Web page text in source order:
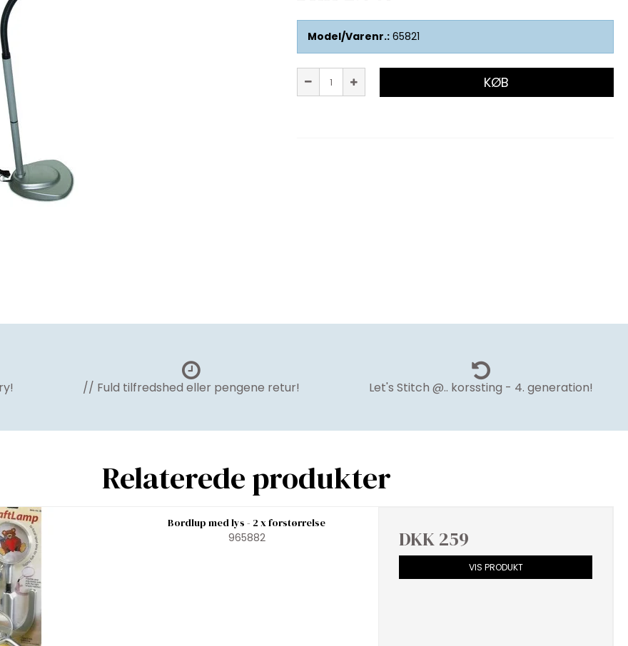
Model/Varenr.: 65821
KØB
// Fuld tilfredshed eller pengene retur! Let's Stitch @.. korssting - 4. generation!
Relaterede produkter
Bordlup med lys - 2 x forstørrelse
965882
DKK 259
VIS PRODUKT